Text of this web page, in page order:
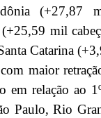
(+27,87
mil
Catarina
maior
em relação ao
Paulo, Rio